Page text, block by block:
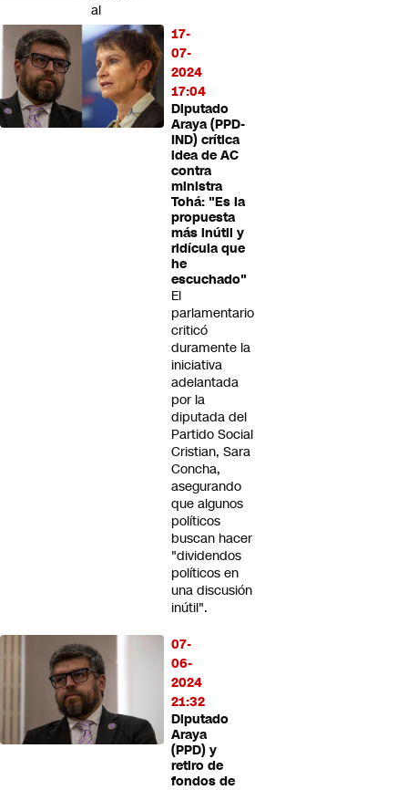
17-
07-
2024
17:04
Diputado
Araya (PPD-
IND) crítica
idea de AC
contra
ministra
Tohá: "Es la
propuesta
más inútil y
ridícula que
he
escuchado"
El
parlamentario
criticó
duramente la
iniciativa
adelantada
por la
diputada del
Partido Social
Cristian, Sara
Concha,
asegurando
que algunos
políticos
buscan hacer
"dividendos
políticos en
una discusión
inútil".
07-
06-
2024
21:32
Diputado
Araya
(PPD) y
retiro de
fondos de
al
menos
una
vez”